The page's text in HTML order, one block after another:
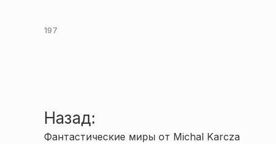
197
Навигация
Назад:
Фантастические миры от Michal Karcza